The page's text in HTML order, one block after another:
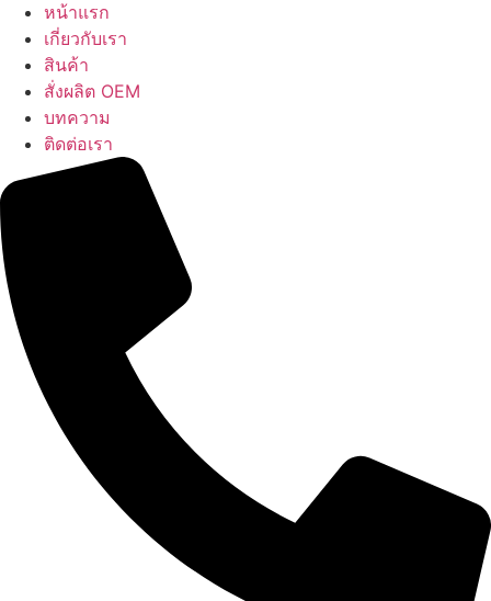
หน้าแรก
เกี่ยวกับเรา
สินค้า
สั่งผลิต OEM
บทความ
ติดต่อเรา